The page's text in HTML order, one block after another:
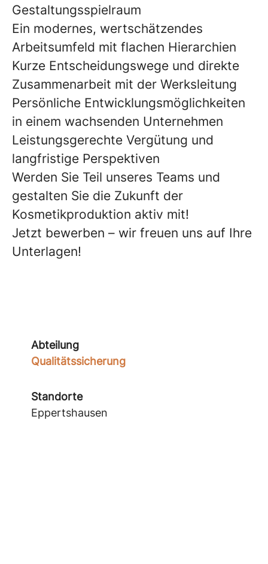
Gestaltungsspielraum
Ein modernes, wertschätzendes
Arbeitsumfeld mit flachen Hierarchien
Kurze Entscheidungswege und direkte
Zusammenarbeit mit der Werksleitung
Persönliche Entwicklungsmöglichkeiten
in einem wachsenden Unternehmen
Leistungsgerechte Vergütung und
langfristige Perspektiven
Werden Sie Teil unseres Teams und
gestalten Sie die Zukunft der
Kosmetikproduktion aktiv mit!
Jetzt bewerben – wir freuen uns auf Ihre
Unterlagen!
Abteilung
Qualitätssicherung
Standorte
Eppertshausen